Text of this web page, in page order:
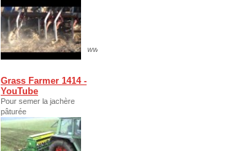
www.
Grass Farmer 1414 -
YouTube
Pour semer la jachère
pâturée